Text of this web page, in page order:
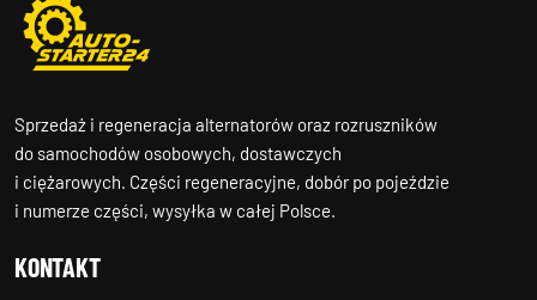
Sprzedaż i regeneracja alternatorów oraz rozruszników
do samochodów osobowych, dostawczych
i ciężarowych. Części regeneracyjne, dobór po pojeździe
i numerze części, wysyłka w całej Polsce.
KONTAKT